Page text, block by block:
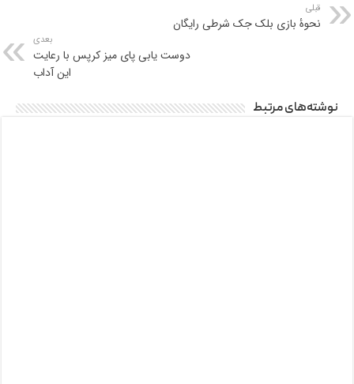
قبلی
نحوۀ بازی بلک جک شرطی رایگان
بعدی
دوست یابی پای میز کرپس با رعایت
این آداب
نوشته‌های مرتبط